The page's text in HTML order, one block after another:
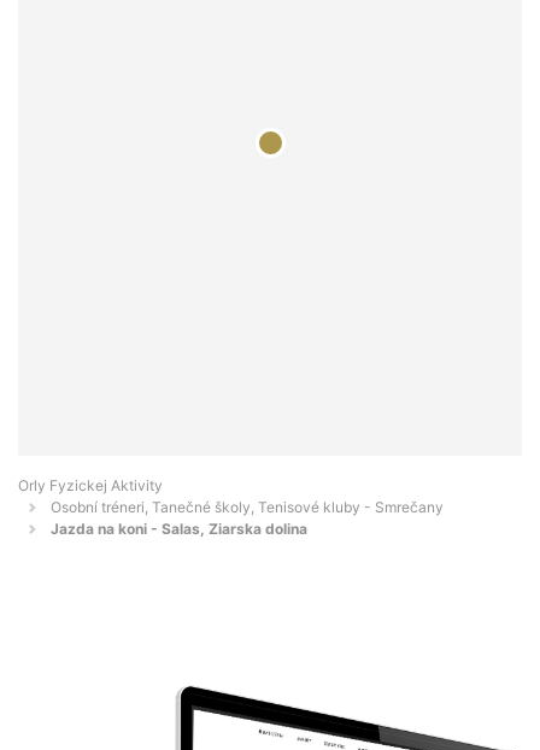
Orly Fyzickej Aktivity
Osobní tréneri, Tanečné školy, Tenisové kluby - Smrečany
Jazda na koni - Salas, Ziarska dolina